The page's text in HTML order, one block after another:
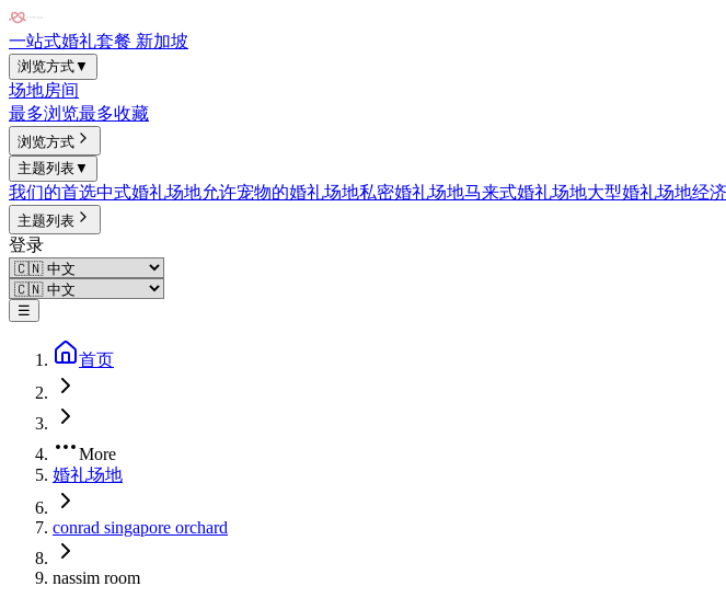
一站式婚礼套餐 新加坡
浏览方式▼
场地房间
最多浏览最多收藏
浏览方式
主题列表▼
我们的首选中式婚礼场地允许宠物的婚礼场地私密婚礼场地马来式婚礼场地大型婚礼场地经
主题列表
登录
☰
首页
More
婚礼场地
conrad singapore orchard
nassim room